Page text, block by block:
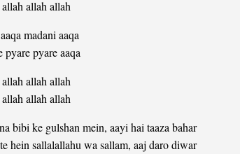
allah allah
madani aaqa
pyare pyare aaqa
allah allah
allah allah
bibi ke gulshan mein, aayi hai taaza bahar
hein sallalallahu wa sallam, aaj daro diwar